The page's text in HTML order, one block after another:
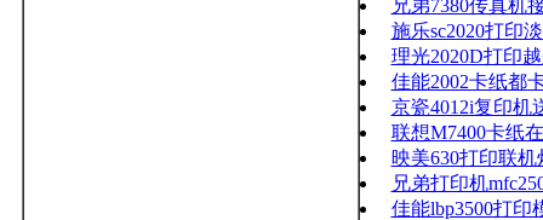
兄弟7380传真机
施乐sc2020打印
理光2020D打印
佳能2002卡纸都
京瓷4012i复印机
联想M7400卡纸
映美630打印联
兄弟打印机
佳能lbp3500打印